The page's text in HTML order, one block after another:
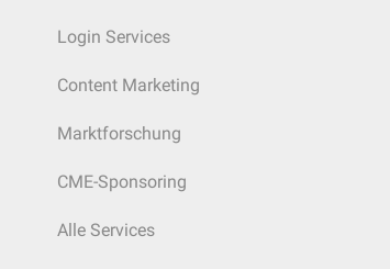
Login Services
Content Marketing
Marktforschung
CME-Sponsoring
Alle Services